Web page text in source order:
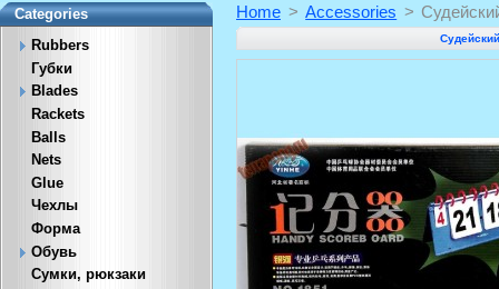
Categories
Rubbers
Губки
Blades
Rackets
Balls
Nets
Glue
Чехлы
Форма
Обувь
Сумки, рюкзаки
Home > Accessories >